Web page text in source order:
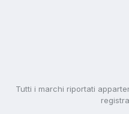
Tutti i marchi riportati